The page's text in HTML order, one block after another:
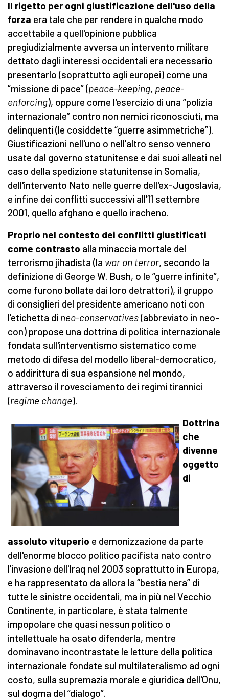
Il rigetto per ogni giustificazione dell'uso della
forza era tale che per rendere in qualche modo
accettabile a quell'opinione pubblica
pregiudizialmente avversa un intervento militare
dettato dagli interessi occidentali era necessario
presentarlo (soprattutto agli europei) come una
“missione di pace” (peace-keeping, peace-
enforcing), oppure come l'esercizio di una “polizia
internazionale” contro non nemici riconosciuti, ma
delinquenti (le cosiddette “guerre asimmetriche”).
Giustificazioni nell'uno o nell'altro senso vennero
usate dal governo statunitense e dai suoi alleati nel
caso della spedizione statunitense in Somalia,
dell'intervento Nato nelle guerre dell'ex-Jugoslavia,
e infine dei conflitti successivi all'11 settembre
2001, quello afghano e quello iracheno.
Proprio nel contesto dei conflitti giustificati
come contrasto alla minaccia mortale del
terrorismo jihadista (la war on terror, secondo la
definizione di George W. Bush, o le “guerre infinite”,
come furono bollate dai loro detrattori), il gruppo
di consiglieri del presidente americano noti con
l'etichetta di neo-conservatives(abbreviato in neo-
con) propose una dottrina di politica internazionale
fondata sull'interventismo sistematico come
metodo di difesa del modello liberal-democratico,
o addirittura di sua espansione nel mondo,
attraverso il rovesciamento dei regimi tirannici
(regime change).
Dottrina
che
divenne
oggetto
di
assoluto vituperio e demonizzazione da parte
dell'enorme blocco politico pacifista nato contro
l'invasione dell'Iraq nel 2003 soprattutto in Europa,
e ha rappresentato da allora la “bestia nera” di
tutte le sinistre occidentali, ma in più nel Vecchio
Continente, in particolare, è stata talmente
impopolare che quasi nessun politico o
intellettuale ha osato difenderla, mentre
dominavano incontrastate le letture della politica
internazionale fondate sul multilateralismo ad ogni
costo, sulla supremazia morale e giuridica dell'Onu,
sul dogma del “dialogo”.